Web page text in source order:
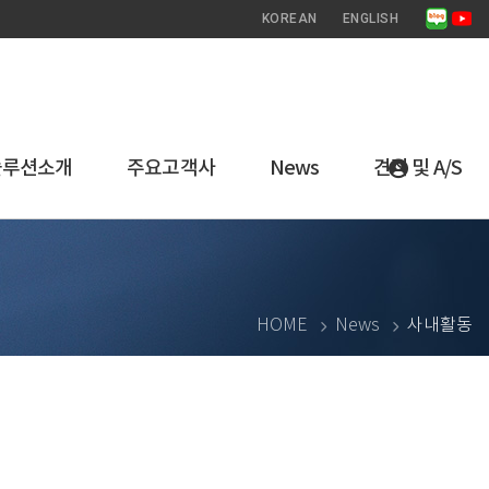
KOREAN ENGLISH
션소개 주요고객사 News 견적 및 A/S
HOME News 사내활동